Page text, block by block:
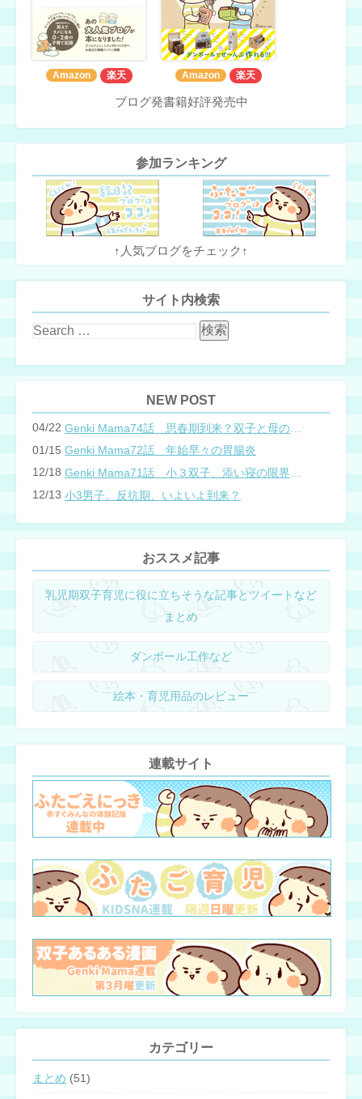
Amazon 楽天 Amazon 楽天
ブログ発書籍好評発売中
参加ランキング
↑人気ブログをチェック↑
サイト内検索
NEW POST
04/22
01/15 Genki Mama72話 年始早々の胃腸炎
12/18
12/13 小3男子。反抗期、いよいよ到来？
おススメ記事
乳児期双子育児に役に立ちそうな記事とツイートなど
まとめ
ダンボール工作など
絵本・育児用品のレビュー
連載サイト
カテゴリー
まとめ (51)